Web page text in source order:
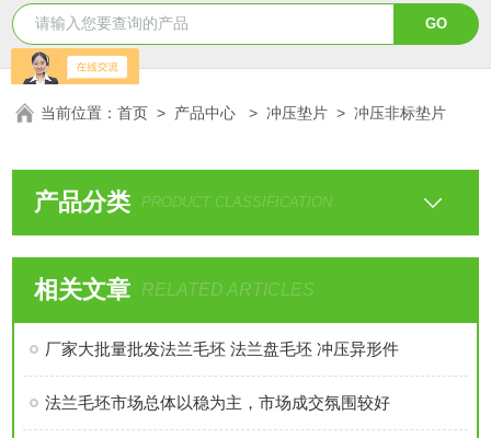
当前位置：首页 > 产品中心 >冲压垫片 >冲压非标垫片
产品分类 PRODUCT CLASSIFICATION
相关文章 RELATED ARTICLES
厂家大批量批发法兰毛坯 法兰盘毛坯 冲压异形件
法兰毛坯市场总体以稳为主，市场成交氛围较好